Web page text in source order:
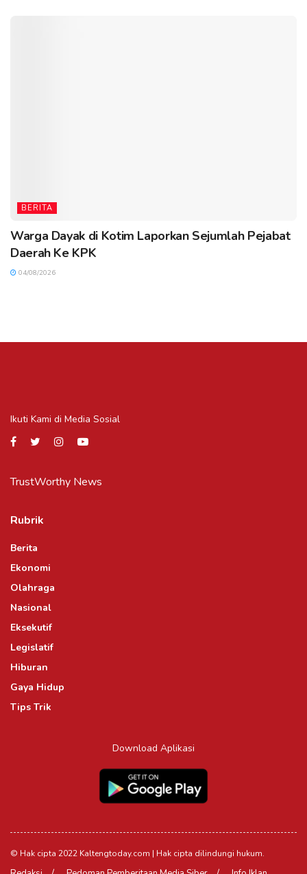
BERITA
Warga Dayak di Kotim Laporkan Sejumlah Pejabat
Daerah Ke KPK
04/08/2026
Ikuti Kami di Media Sosial
TrustWorthy News
Rubrik
Berita
Ekonomi
Olahraga
Nasional
Eksekutif
Legislatif
Hiburan
Gaya Hidup
Tips Trik
Download Aplikasi
© Hak cipta 2022 Kaltengtoday.com | Hak cipta dilindungi hukum.